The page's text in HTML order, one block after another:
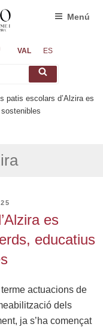
VAL ES
Cerca
Menú
patis escolars d’Alzira es
es
educatius
terme actuacions de
dels
ja s’ha començat